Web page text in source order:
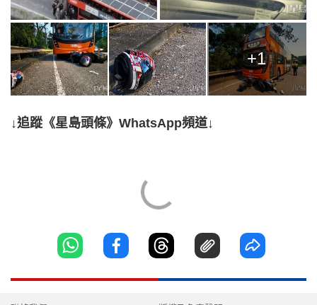
+1
↓追蹤《星島頭條》WhatsApp頻道↓